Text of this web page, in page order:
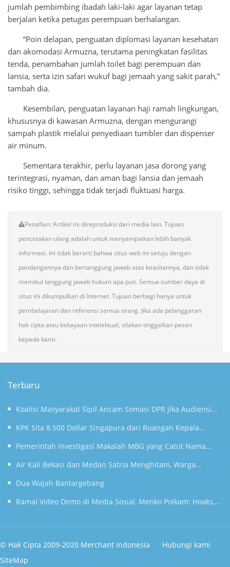
jumlah pembimbing ibadah laki-laki agar layanan tetap
berjalan ketika petugas perempuan berhalangan.
“Poin delapan, penguatan diplomasi layanan kesehatan
dan akomodasi Armuzna, terutama peningkatan fasilitas
tenda, penambahan jumlah toilet bagi perempuan dan
lansia, serta izin safari wukuf bagi jemaah yang sakit parah,”
tambah dia.
Kesembilan, penguatan layanan haji ramah lingkungan,
khususnya di kawasan Armuzna, dengan mengurangi
sampah plastik melalui penyediaan tumbler dan dispenser
air minum.
Sementara terakhir, perlu layanan jasa dorong yang
terintegrasi, nyaman, dan aman bagi lansia dan jemaah
risiko tinggi, sehingga tidak terjadi fluktuasi harga.
Penafian: Artikel ini direproduksi dari media lain. Tujuan
pencetakan ulang adalah untuk menyampaikan lebih banyak
informasi. Ini tidak berarti bahwa situs web ini setuju dengan
pandangannya dan bertanggung jawab atas keasliannya, dan tidak
memikul tanggung jawab hukum apa pun. Semua sumber daya di
situs ini dikumpulkan di Internet. Tujuan berbagi hanya untuk
pembelajaran dan referensi semua orang. Jika ada pelanggaran
hak cipta atau kekayaan intelektual, silakan tinggalkan pesan
kepada kami.
Terbaru
Koalisi Masyarakat Sipil Ancam Somasi DPR jika Audiensi
soal Anggaran MBG Diabaikan
KPK Sita 8.500 Dollar Singapura dari Ruangan Kepala
Kanim Jakarta Selatan
Pemerintah Investigasi Makalah MBG yang Catut Nama
Prabowo untuk Nobel Perdamaian
Air Kali Bekasi dan Medan Satria Menghitam, Warga
Khawatir Bikin Anak Sakit
Dua Wajah Bantargebang
Ramai Video Demo di Media Sosial, Menko Polkam: Hoaks,
© Hak Cipta 2009-2020 Merchant indonesia Hubungi kami
SiteMap